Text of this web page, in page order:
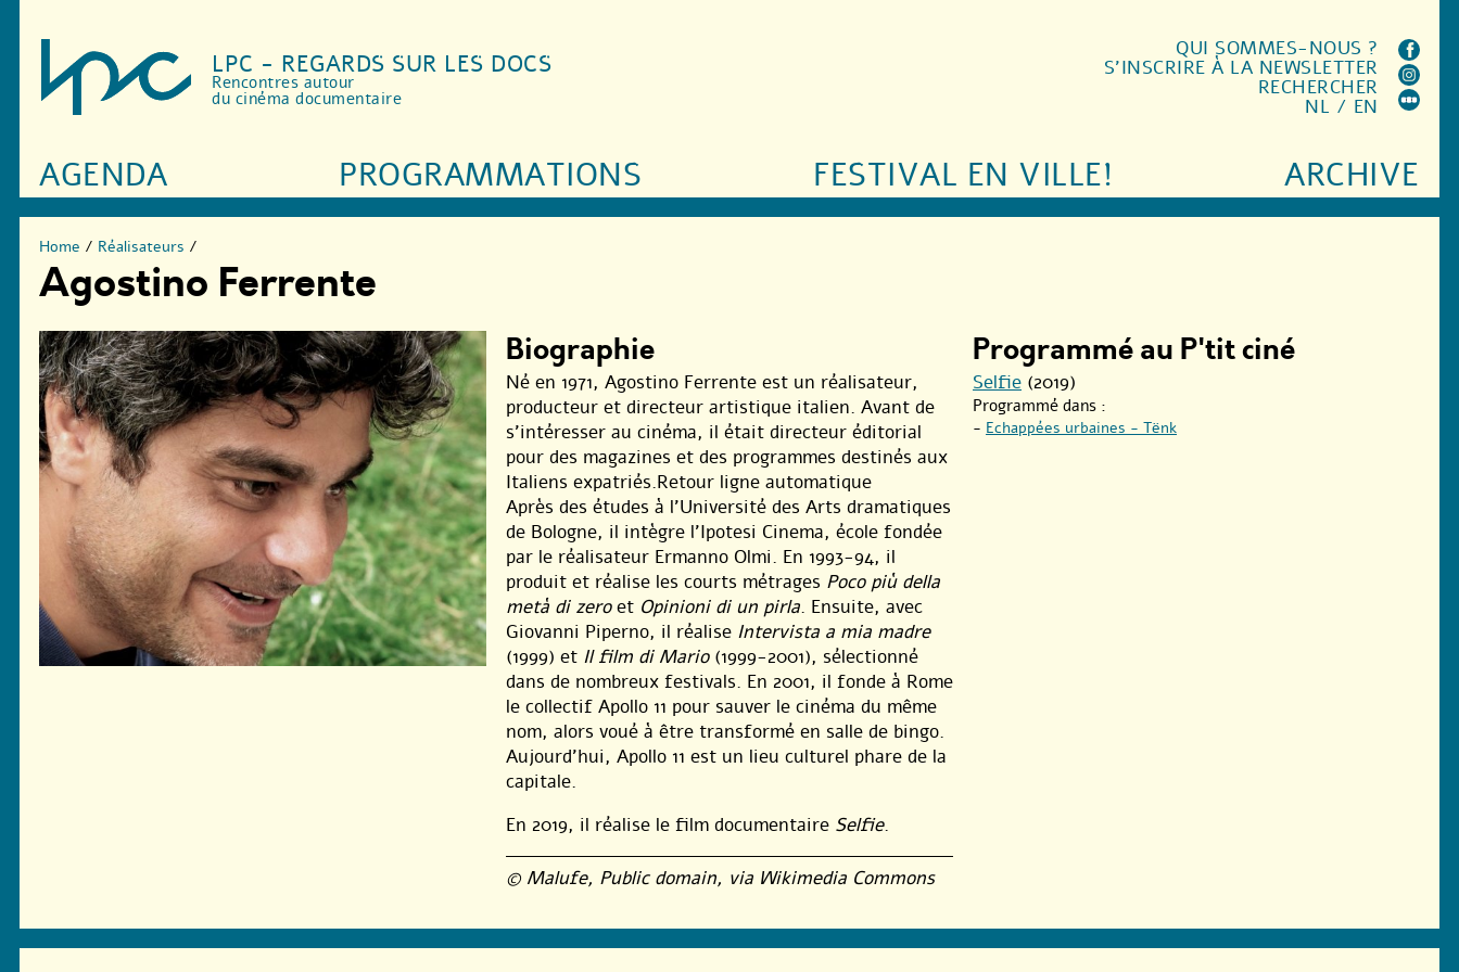
LPC - REGARDS SUR LES DOCS
Rencontres autour
du cinéma documentaire
AGENDA PROGRAMMATIONS FESTIVAL EN VILLE! ARCHIVE
QUI SOMMES-NOUS ?
S'INSCRIRE À LA NEWSLETTER
RECHERCHER
NL / EN
Home / Réalisateurs /
Agostino Ferrente
Biographie
Né en 1971, Agostino Ferrente est un réalisateur,
producteur et directeur artistique italien. Avant de
s’intéresser au cinéma, il était directeur éditorial
pour des magazines et des programmes destinés aux
Italiens expatriés.Retour ligne automatique
Après des études à l’Université des Arts dramatiques
de Bologne, il intègre l’Ipotesi Cinema, école fondée
par le réalisateur Ermanno Olmi. En 1993-94, il
produit et réalise les courts métrages Poco più della
metà di zeroet Opinioni di un pirla. Ensuite, avec
Giovanni Piperno, il réalise Intervista a mia madre
(1999) et Il film di Mario(1999-2001), sélectionné
dans de nombreux festivals. En 2001, il fonde à Rome
le collectif Apollo 11 pour sauver le cinéma du même
nom, alors voué à être transformé en salle de bingo.
Aujourd’hui, Apollo 11 est un lieu culturel phare de la
capitale.
En 2019, il réalise le film documentaire Selfie.
© Malufe, Public domain, via Wikimedia Commons
Programmé au P'tit ciné
Selfie (2019)
Programmé dans :
- Echappées urbaines - Tënk